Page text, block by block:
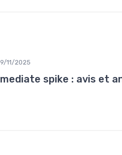
11/2025
spike : avis et